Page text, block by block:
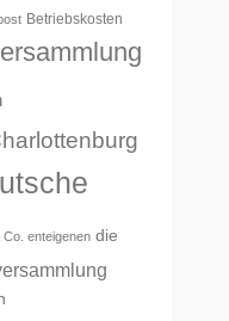
Betriebskosten
enteigenen die